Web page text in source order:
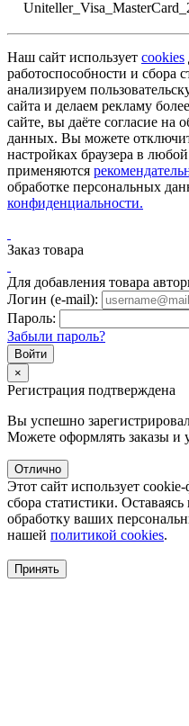
Наш сайт использует cookies
работоспособности и
анализируем
сайта и делаем рекламу
сайте, вы даёте согласие на
данных. Вы можете
настройках браузера в
применяются
обработке персональных
конфиденциальности.
Заказ товара
Для добавления товара
Логин (e-mail):
Пароль:
Забыли пароль?
×
Регистрация подтверждена
Вы успешно
Можете оформлять заказы и
Отлично
Этот сайт использует
сбора статистики.
обработку ваших
нашей политикой cookies.
Принять